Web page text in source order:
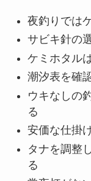
夜釣りでは
サビキ針の
ケミホタル
潮汐表を確
ウキなしの
る
安価な仕掛
タナを調整
る